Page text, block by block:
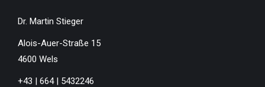
Dr. Martin Stieger
Alois-Auer-Straße 15
4600 Wels
+43 | 664 | 5432246